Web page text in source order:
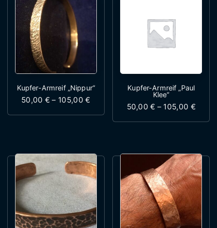
Kupfer-Armreif „Nippur“
50,00€ – 105,00€ Preisspanne: 50,00 € bis 105,00 €
Dieses Produkt weist mehrere
Kupfer-Armreif „Paul
Klee“
50,00€ – 105,00 €
Dieses